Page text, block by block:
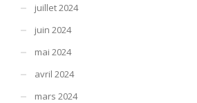
juillet 2024
juin 2024
mai 2024
avril 2024
mars 2024